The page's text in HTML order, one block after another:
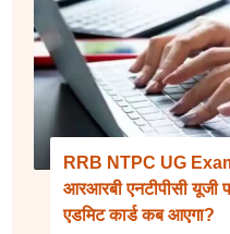
RRB NTPC UG
आरआरबी एनटीपीसी यूजी
एडमिट कार्ड कब आएगा?